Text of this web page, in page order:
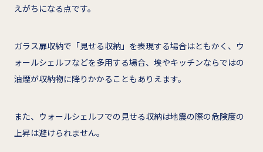
えがちになる点です。
ガラス扉収納で「見せる収納」を表現する場合はともかく、ウ
ォールシェルフなどを多用する場合、埃やキッチンならではの
油煙が収納物に降りかかることもありえます。
また、ウォールシェルフでの見せる収納は地震の際の危険度の
上昇は避けられません。